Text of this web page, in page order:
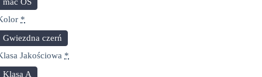
mac OS
*
Gwiezdna czerń
Jakościowa *
Klasa A